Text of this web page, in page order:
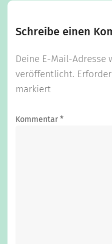
Schreibe einen
Deine E-Mail-Adresse
veröffentlicht.
markiert
Kommentar *